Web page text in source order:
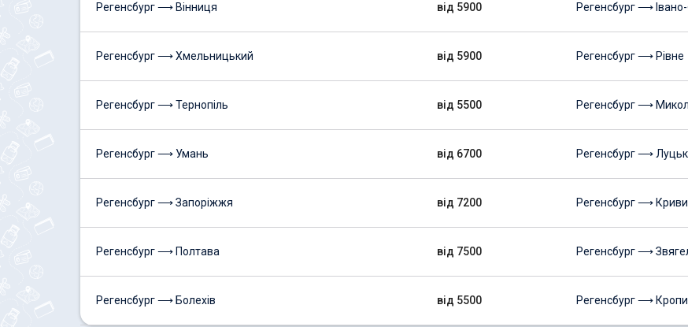
Регенсбург ⟶ Вінниця від 5900
Регенсбург ⟶ Хмельницький від 5900
Регенсбург ⟶ Тернопіль від 5500
Регенсбург ⟶ Умань від 6700
Регенсбург ⟶ Запоріжжя від 7200
Регенсбург ⟶ Полтава від 7500
Регенсбург ⟶ Болехів від 5500
Регенсбург ⟶
Регенсбург ⟶ Рівне
Регенсбург ⟶
Регенсбург ⟶ Луцьк
Регенсбург ⟶
Регенсбург ⟶
Регенсбург ⟶